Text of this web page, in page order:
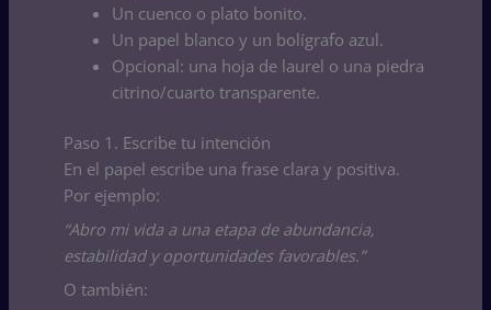
Un cuenco o plato bonito.
Un papel blanco y un bolígrafo azul.
Opcional: una hoja de laurel o una piedra
citrino/cuarto transparente.
Paso 1. Escribe tu intención
En el papel escribe una frase clara y positiva.
Por ejemplo:
“Abro mi vida a una etapa de abundancia,
estabilidad y oportunidades favorables.”
O también: